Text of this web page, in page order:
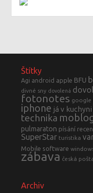
Štítky
Agi android apple BFU
divné sny dovolená
fotonotes google
iphone já v kuchyni
technika
pulmaraton písání
SuperStar turistika
Mobile software
zábava česká
Archiv